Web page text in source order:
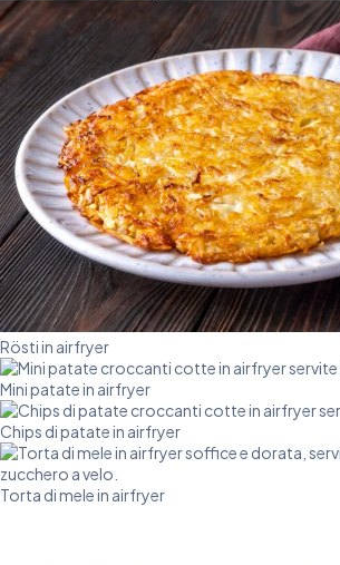
Rösti in airfryer
Mini patate in airfryer
Chips di patate in airfryer
Torta di mele in airfryer